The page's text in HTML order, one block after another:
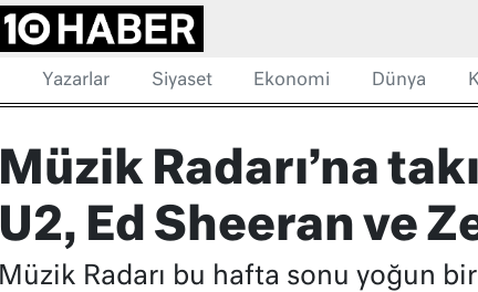
Yazarlar Siyaset Ekonomi Dünya
Müzik Radarı’na
U2, Ed Sheeran ve
Müzik Radarı bu hafta sonu yoğun